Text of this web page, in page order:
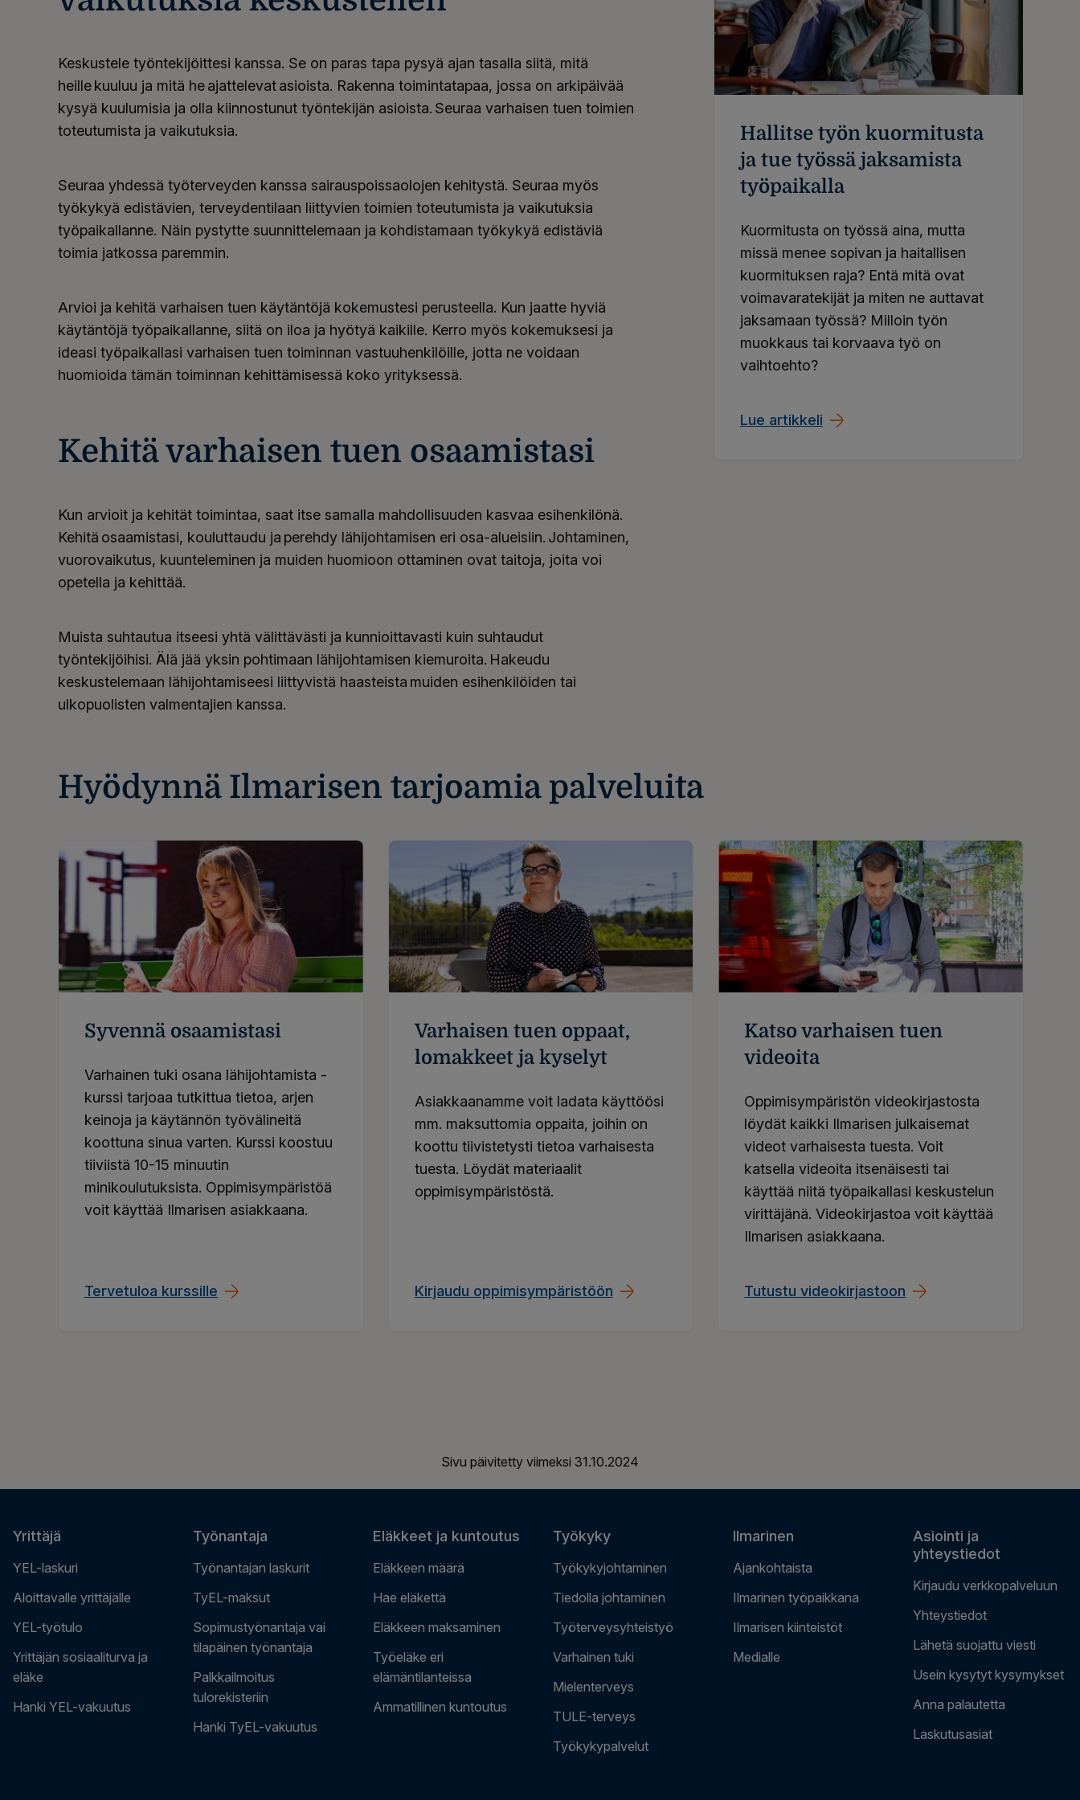
Keskustele työntekijöittesi kanssa. Se on paras tapa pysyä ajan tasalla siitä, mitä
heille kuuluu ja mitä he ajattelevat asioista. Rakenna toimintatapaa, jossa on arkipäivää
kysyä kuulumisia ja olla kiinnostunut työntekijän asioista. Seuraa varhaisen tuen toimien
toteutumista ja vaikutuksia.
Seuraa yhdessä työterveyden kanssa sairauspoissaolojen kehitystä. Seuraa myös
työkykyä edistävien, terveydentilaan liittyvien toimien toteutumista ja vaikutuksia
työpaikallanne. Näin pystytte suunnittelemaan ja kohdistamaan työkykyä edistäviä
toimia jatkossa paremmin.
Arvioi ja kehitä varhaisen tuen käytäntöjä kokemustesi perusteella. Kun jaatte hyviä
käytäntöjä työpaikallanne, siitä on iloa ja hyötyä kaikille. Kerro myös kokemuksesi ja
ideasi työpaikallasi varhaisen tuen toiminnan vastuuhenkilöille, jotta ne voidaan
huomioida tämän toiminnan kehittämisessä koko yrityksessä.
Kehitä varhaisen tuen osaamistasi
Kun arvioit ja kehität toimintaa, saat itse samalla mahdollisuuden kasvaa esihenkilönä.
Kehitä osaamistasi, kouluttaudu ja perehdy lähijohtamisen eri osa-alueisiin. Johtaminen,
vuorovaikutus, kuunteleminen ja muiden huomioon ottaminen ovat taitoja, joita voi
opetella ja kehittää.
Muista suhtautua itseesi yhtä välittävästi ja kunnioittavasti kuin suhtaudut
työntekijöihisi. Älä jää yksin pohtimaan lähijohtamisen kiemuroita. Hakeudu
keskustelemaan lähijohtamiseesi liittyvistä haasteista muiden esihenkilöiden tai
ulkopuolisten valmentajien kanssa.
Hallitse työn kuormitusta
ja tue työssä jaksamista
työpaikalla
Kuormitusta on työssä aina, mutta
missä menee sopivan ja haitallisen
kuormituksen raja? Entä mitä ovat
voimavaratekijät ja miten ne auttavat
jaksamaan työssä? Milloin työn
muokkaus tai korvaava työ on
vaihtoehto?
Lue artikkeli
Hyödynnä Ilmarisen tarjoamia palveluita
Syvennä osaamistasi
Varhai­nen tuki osa­na lähi­joh­ta­mis­ta -
kurssi tarjoaa tutkittua tietoa, arjen
keinoja ja käytännön työvälineitä
koottuna sinua varten. Kurssi koostuu
tiiviistä 10-15 minuutin
minikoulutuksista. Oppimisympäristöä
voit käyttää Ilmarisen asiakkaana.
Tervetuloa kurssille
Varhai­sen tuen oppaat,
lomak­keet ja ky­se­lyt
Asiakkaanamme voit ladata käyttöösi
mm. maksuttomia oppaita, joihin on
koottu tiivistetysti tietoa varhaisesta
tuesta. Löydät materiaalit
oppimisympäristöstä.
Kirjaudu oppimisympäristöön
Katso varhaisen tuen
videoita
Oppimisympäristön videokirjastosta
löydät kaikki Ilmarisen julkaisemat
videot varhaisesta tuesta. Voit
katsella videoita itsenäisesti tai
käyttää niitä työpaikallasi keskustelun
virittäjänä. Videokirjastoa voit käyttää
Ilmarisen asiakkaana.
Tutustu videokirjastoon
Sivu päivitetty viimeksi 31.10.2024
Yrittäjä
YEL-laskuri
Aloittavalle yrittäjälle
YEL-työtulo
Yrittäjän sosiaaliturva ja
eläke
Hanki YEL-vakuutus
Työnantaja
Työnantajan laskurit
TyEL-maksut
Sopimustyönantaja vai
tilapäinen työnantaja
Palkkailmoitus
tulorekisteriin
Hanki TyEL-vakuutus
Eläkkeet ja kuntoutus
Eläkkeen määrä
Hae eläkettä
Eläkkeen maksaminen
Työeläke eri
elämäntilanteissa
Ammatillinen kuntoutus
Työkyky
Työkykyjohtaminen
Tiedolla johtaminen
Työterveysyhteistyö
Varhainen tuki
Mielenterveys
TULE-terveys
Työkykypalvelut
Ilmarinen
Ajankohtaista
Ilmarinen työpaikkana
Ilmarisen kiinteistöt
Medialle
Asiointi ja
yhteystiedot
Kirjaudu verkkopalveluun
Yhteystiedot
Lähetä suojattu viesti
Usein kysytyt kysymykset
Anna palautetta
Laskutusasiat